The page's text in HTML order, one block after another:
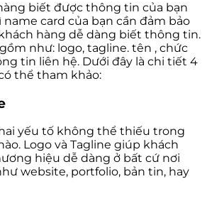
biết được thông tin của bạn
card của bạn cần đảm bảo
hàng dễ dàng biết thông tin.
như: logo, tagline. tên , chức
tin liên hệ. Dưới đây là chi tiết 4
thể tham khảo:
yếu tố không thể thiếu trong
Logo và Tagline giúp khách
hiệu dễ dàng ở bất cứ nơi
website, portfolio, bản tin, hay